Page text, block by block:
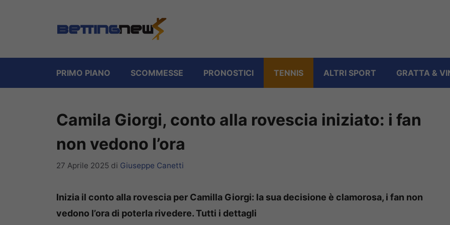
PRIMO PIANO SCOMMESSE PRONOSTICI TENNIS ALTRI SPORT GRATTA &
Camila Giorgi, conto alla rovescia iniziato: i fan
non vedono l’ora
27 Aprile 2025 di Giuseppe Canetti
Inizia il conto alla rovescia per Camilla Giorgi: la sua decisione è clamorosa, i fan non
vedono l’ora di poterla rivedere. Tutti i dettagli